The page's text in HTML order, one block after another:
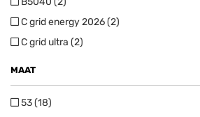
C grid energy 2026 (2)
C grid ultra (2)
MAAT
53 (18)